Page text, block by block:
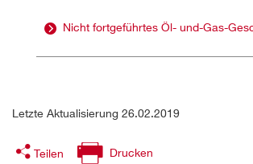
Nicht fortgeführtes Öl- und-Gas-
Letzte Aktualisierung 26.02.2019
Teilen Drucken